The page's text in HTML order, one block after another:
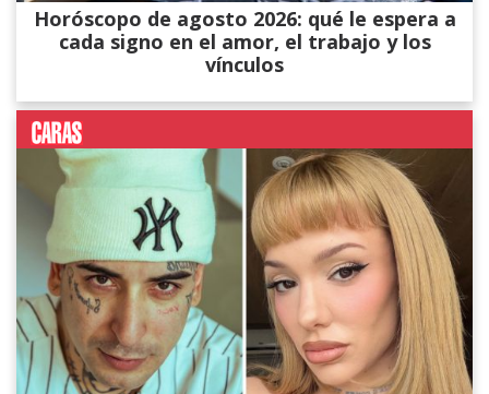
Horóscopo de agosto 2026: qué le espera a
cada signo en el amor, el trabajo y los
vínculos